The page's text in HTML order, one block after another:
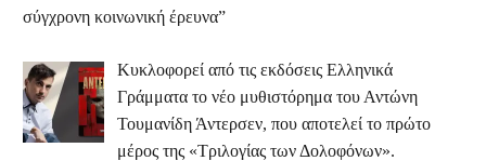
σύγχρονη κοινωνική έρευνα”
Κυκλοφορεί από τις εκδόσεις Ελληνικά
Γράμματα το νέο μυθιστόρημα του Αντώνη
Τουμανίδη Άντερσεν, που αποτελεί το πρώτο
μέρος της «Τριλογίας των Δολοφόνων».